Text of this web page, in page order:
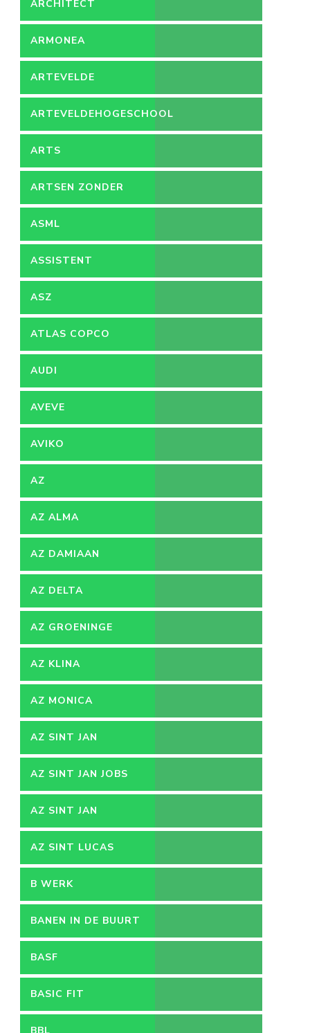
ARCHITECT
ARMONEA
ARTEVELDE
ARTEVELDEHOGESCHOOL
ARTS
ARTSEN ZONDER
GRENZEN
ASML
ASSISTENT
ACCOUNTANT
ASZ
ATLAS COPCO
AUDI
AVEVE
AVIKO
AZ
AZ ALMA
AZ DAMIAAN
AZ DELTA
AZ GROENINGE
AZ KLINA
AZ MONICA
AZ SINT JAN
AZ SINT JAN JOBS
AZ SINT JAN
VACATURES
AZ SINT LUCAS
B WERK
BANEN IN DE BUURT
BASF
BASIC FIT